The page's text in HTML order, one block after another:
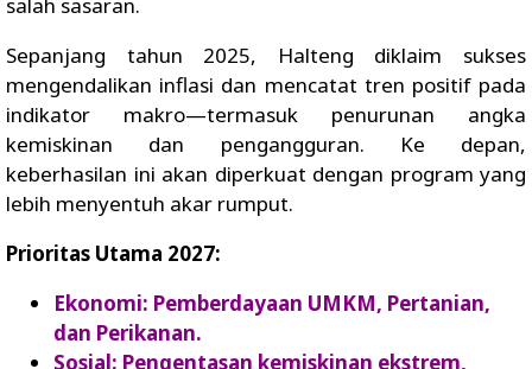
Sepanjang tahun 2025, Halteng diklaim sukses
mengendalikan inflasi dan mencatat tren positif pada
indikator makro—termasuk penurunan angka
kemiskinan dan pengangguran. Ke depan,
keberhasilan ini akan diperkuat dengan program yang
lebih menyentuh akar rumput.
Prioritas Utama 2027:
Ekonomi: Pemberdayaan UMKM, Pertanian,
dan Perikanan.
Sosial: Pengentasan kemiskinan ekstrem,